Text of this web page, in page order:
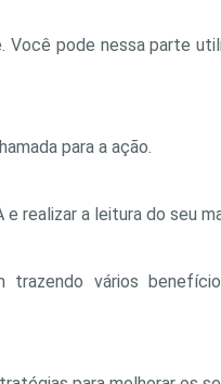
Você pode nessa parte
para a ação.
realizar a leitura do seu
vários